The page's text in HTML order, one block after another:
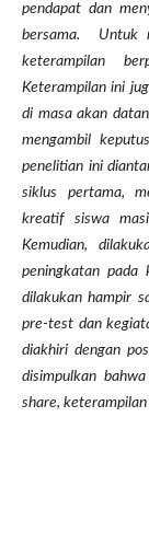
pendapat dan
bersama.
Untuk
keterampilan
Keterampilan ini
di masa akan
mengambil
penelitian ini
siklus pertama,
kreatif siswa
Kemudian,
peningkatan pada
dilakukan hampir
pre-test dan
diakhiri dengan
disimpulkan
share,